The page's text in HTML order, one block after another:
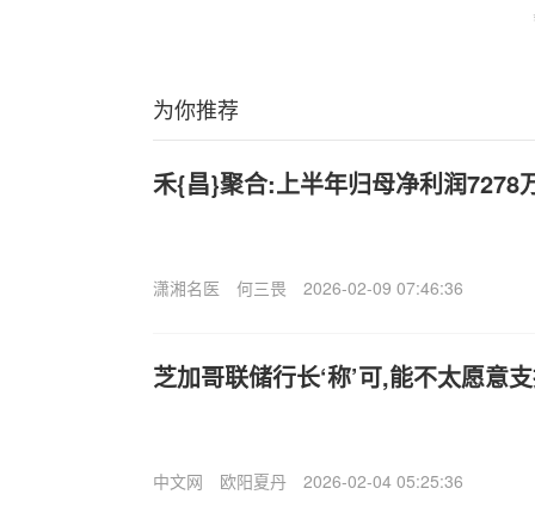
为你推荐
禾{昌}聚合:上半年归母净利润7278
潇湘名医 何三畏 2026-02-09 07:46:36
芝加哥联储行长‘称’可,能不太愿意
中文网 欧阳夏丹 2026-02-04 05:25:36